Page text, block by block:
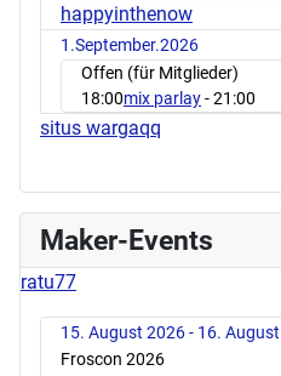
happyinthenow
1.September.2026
Offen (für Mitglieder)
18:00mix parlay- 21:00
situs wargaqq
Maker-Events
ratu77
15. August 2026 - 16.
Froscon 2026